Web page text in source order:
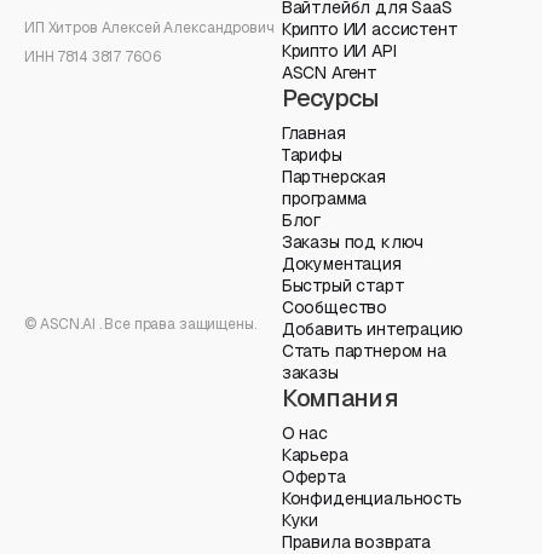
ИП Хитров Алексей Александрович
ИНН 7814 3817 7606
© ASCN.AI . Все права защищены.
Вайтлейбл для SaaS
Крипто ИИ ассистент
Крипто ИИ API
ASCN Агент
Ресурсы
Главная
Тарифы
Партнерская
программа
Блог
Заказы под ключ
Документация
Быстрый старт
Сообщество
Добавить интеграцию
Стать партнером на
заказы
Компания
О нас
Карьера
Оферта
Конфиденциальность
Куки
Правила возврата